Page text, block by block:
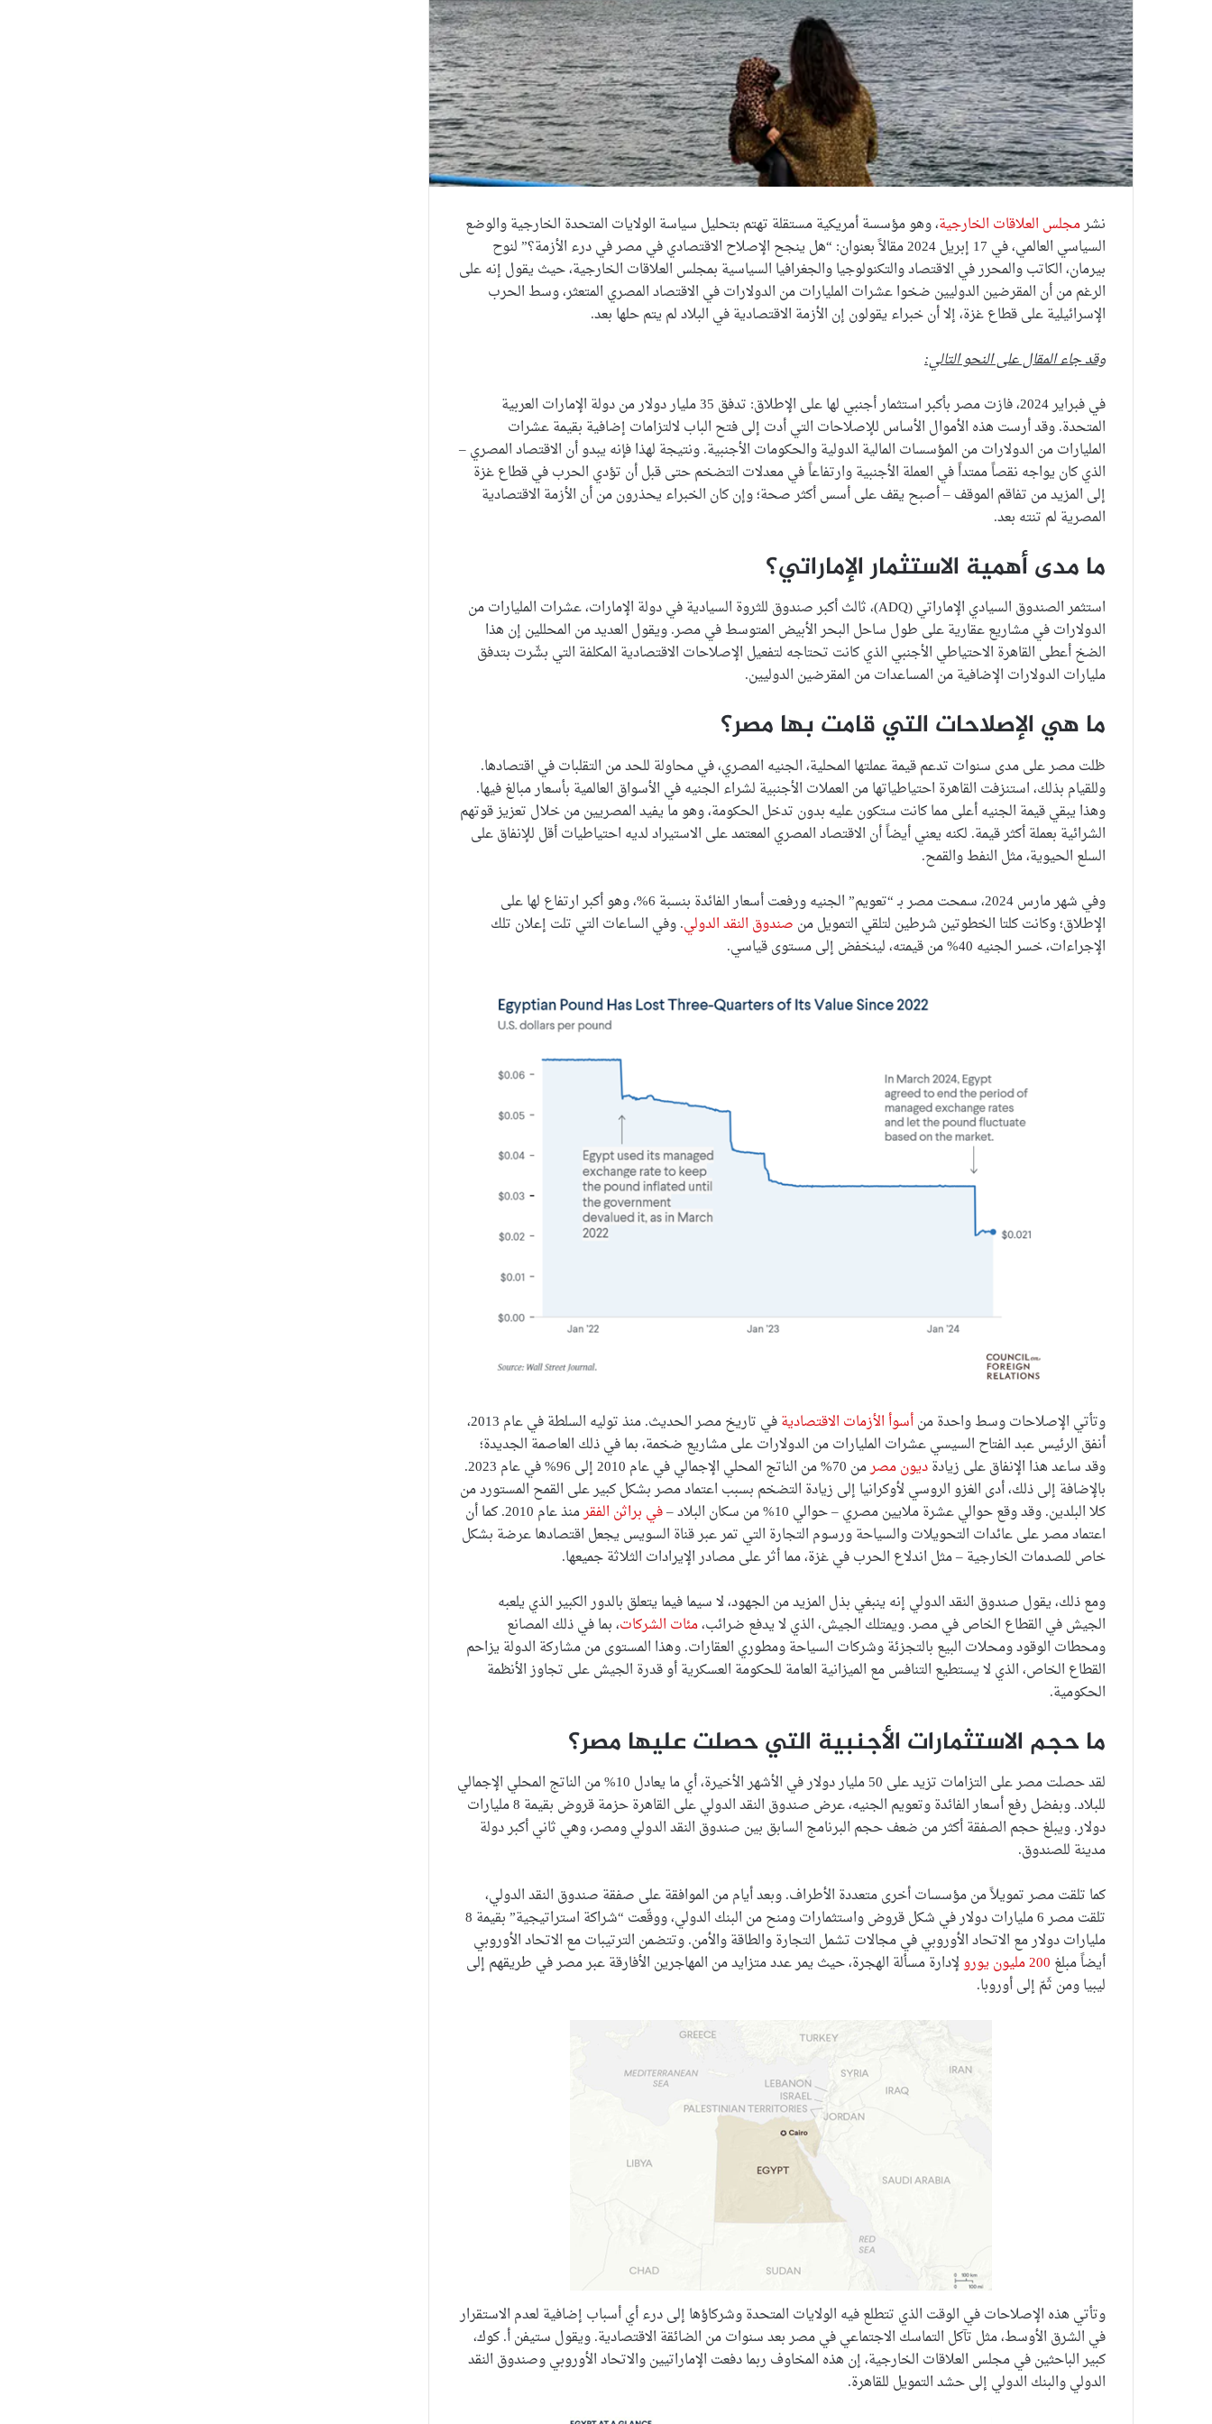
نشرمجلس العلاقات الخارجية، وهو مؤسسة أمريكية مستقلة تهتم بتحليل سياسة الولايات المتحدة الخارجية والوضع
السياسي العالمي، في 17 إبريل 2024 مقالاً بعنوان: “هل ينجح الإصلاح الاقتصادي في مصر في درء الأزمة؟” لنوح
بيرمان، الكاتب والمحرر في الاقتصاد والتكنولوجيا والجغرافيا السياسية بمجلس العلاقات الخارجية، حيث يقول إنه على
الرغم من أن المقرضين الدوليين ضخوا عشرات المليارات من الدولارات في الاقتصاد المصري المتعثر، وسط الحرب
الإسرائيلية على قطاع غزة، إلا أن خبراء يقولون إن الأزمة الاقتصادية في البلاد لم يتم حلها بعد.
وقد جاء المقال على النحو التالي:
في فبراير 2024، فازت مصر بأكبر استثمار أجنبي لها على الإطلاق: تدفق 35 مليار دولار من دولة الإمارات العربية
المتحدة. وقد أرست هذه الأموال الأساس للإصلاحات التي أدت إلى فتح الباب لالتزامات إضافية بقيمة عشرات
المليارات من الدولارات من المؤسسات المالية الدولية والحكومات الأجنبية. ونتيجة لهذا فإنه يبدو أن الاقتصاد المصري –
الذي كان يواجه نقصاً ممتداً في العملة الأجنبية وارتفاعاً في معدلات التضخم حتى قبل أن تؤدي الحرب في قطاع غزة
إلى المزيد من تفاقم الموقف – أصبح يقف على أسس أكثر صحة؛ وإن كان الخبراء يحذرون من أن الأزمة الاقتصادية
المصرية لم تنته بعد.
ما مدى أهمية الاستثمار الإماراتي؟
استثمر الصندوق السيادي الإماراتي (ADQ)، ثالث أكبر صندوق للثروة السيادية في دولة الإمارات، عشرات المليارات من
الدولارات في مشاريع عقارية على طول ساحل البحر الأبيض المتوسط في مصر. ويقول العديد من المحللين إن هذا
الضخ أعطى القاهرة الاحتياطي الأجنبي الذي كانت تحتاجه لتفعيل الإصلاحات الاقتصادية المكلفة التي بشّرت بتدفق
مليارات الدولارات الإضافية من المساعدات من المقرضين الدوليين.
ما هي الإصلاحات التي قامت بها مصر؟
ظلت مصر على مدى سنوات تدعم قيمة عملتها المحلية، الجنيه المصري، في محاولة للحد من التقلبات في اقتصادها.
وللقيام بذلك، استنزفت القاهرة احتياطياتها من العملات الأجنبية لشراء الجنيه في الأسواق العالمية بأسعار مبالغ فيها.
وهذا يبقي قيمة الجنيه أعلى مما كانت ستكون عليه بدون تدخل الحكومة، وهو ما يفيد المصريين من خلال تعزيز قوتهم
الشرائية بعملة أكثر قيمة. لكنه يعني أيضاً أن الاقتصاد المصري المعتمد على الاستيراد لديه احتياطيات أقل للإنفاق على
السلع الحيوية، مثل النفط والقمح.
وفي شهر مارس 2024، سمحت مصر بـ “تعويم” الجنيه ورفعت أسعار الفائدة بنسبة 6%، وهو أكبر ارتفاع لها على
الإطلاق؛ وكانت كلتا الخطوتين شرطين لتلقي التمويل من صندوق النقد الدولي. وفي الساعات التي تلت إعلان تلك
الإجراءات، خسر الجنيه 40% من قيمته، لينخفض إلى مستوى قياسي.
وتأتي الإصلاحات وسط واحدة منأسوأ الأزمات الاقتصادية
في تاريخ مصر الحديث. منذ توليه السلطة في عام 2013،
أنفق الرئيس عبد الفتاح السيسي عشرات المليارات من الدولارات على مشاريع ضخمة، بما في ذلك العاصمة الجديدة؛
وقد ساعد هذا الإنفاق على زيادةديون مصر
من 70% من الناتج المحلي الإجمالي في عام 2010 إلى 96% في عام 2023.
بالإضافة إلى ذلك، أدى الغزو الروسي لأوكرانيا إلى زيادة التضخم بسبب اعتماد مصر بشكل كبير على القمح المستورد من
كلا البلدين. وقد وقع حوالي عشرة ملايين مصري – حوالي 10% من سكان البلاد –
في براثن الفقر
منذ عام 2010. كما أن
اعتماد مصر على عائدات التحويلات والسياحة ورسوم التجارة التي تمر عبر قناة السويس يجعل اقتصادها عرضة بشكل
خاص للصدمات الخارجية – مثل اندلاع الحرب في غزة، مما أثر على مصادر الإيرادات الثلاثة جميعها.
ومع ذلك، يقول صندوق النقد الدولي إنه ينبغي بذل المزيد من الجهود، لا سيما فيما يتعلق بالدور الكبير الذي يلعبه
الجيش في القطاع الخاص في مصر. ويمتلك الجيش، الذي لا يدفع ضرائب،مئات الشركات، بما في ذلك المصانع
ومحطات الوقود ومحلات البيع بالتجزئة وشركات السياحة ومطوري العقارات. وهذا المستوى من مشاركة الدولة يزاحم
القطاع الخاص، الذي لا يستطيع التنافس مع الميزانية العامة للحكومة العسكرية أو قدرة الجيش على تجاوز الأنظمة
الحكومية.
ما حجم الاستثمارات الأجنبية التي حصلت عليها مصر؟
لقد حصلت مصر على التزامات تزيد على 50 مليار دولار في الأشهر الأخيرة، أي ما يعادل 10% من الناتج المحلي الإجمالي
للبلاد. وبفضل رفع أسعار الفائدة وتعويم الجنيه، عرض صندوق النقد الدولي على القاهرة حزمة قروض بقيمة 8 مليارات
دولار. ويبلغ حجم الصفقة أكثر من ضعف حجم البرنامج السابق بين صندوق النقد الدولي ومصر، وهي ثاني أكبر دولة
مدينة للصندوق.
كما تلقت مصر تمويلاً من مؤسسات أخرى متعددة الأطراف. وبعد أيام من الموافقة على صفقة صندوق النقد الدولي،
تلقت مصر 6 مليارات دولار في شكل قروض واستثمارات ومنح من البنك الدولي، ووقّعت “شراكة استراتيجية” بقيمة 8
مليارات دولار مع الاتحاد الأوروبي في مجالات تشمل التجارة والطاقة والأمن. وتتضمن الترتيبات مع الاتحاد الأوروبي
أيضاً مبلغ 200 مليون يورو
لإدارة مسألة الهجرة، حيث يمر عدد متزايد من المهاجرين الأفارقة عبر مصر في طريقهم إلى
ليبيا ومن ثَمّ إلى أوروبا.
وتأتي هذه الإصلاحات في الوقت الذي تتطلع فيه الولايات المتحدة وشركاؤها إلى درء أي أسباب إضافية لعدم الاستقرار
في الشرق الأوسط، مثل تآكل التماسك الاجتماعي في مصر بعد سنوات من الضائقة الاقتصادية. ويقول ستيفن أ. كوك،
كبير الباحثين في مجلس العلاقات الخارجية، إن هذه المخاوف ربما دفعت الإماراتيين والاتحاد الأوروبي وصندوق النقد
الدولي والبنك الدولي إلى حشد التمويل للقاهرة.